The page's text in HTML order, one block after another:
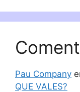
Pau Company
QUE VALES?